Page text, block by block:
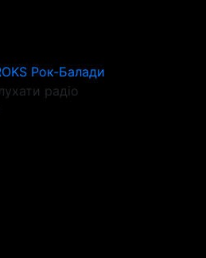
Рок-Балади
радіо